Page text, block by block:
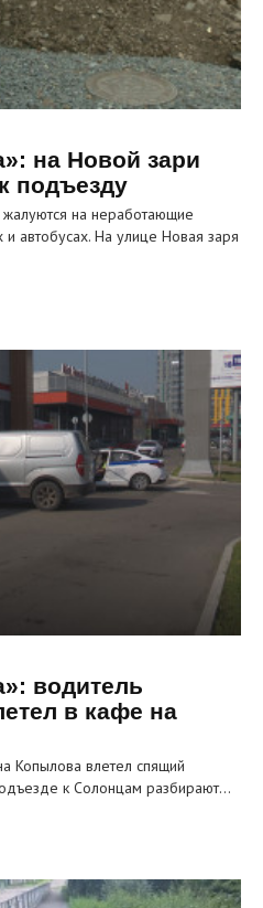
на Новой зари
подъезду
на неработающие
автобусах. На улице Новая заря
водитель
в кафе на
Копылова влетел спящий
к Солонцам разбирают…